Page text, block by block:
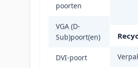
poorten
VGA (D-
Sub)poort(en)
1
DVI-poort Ja